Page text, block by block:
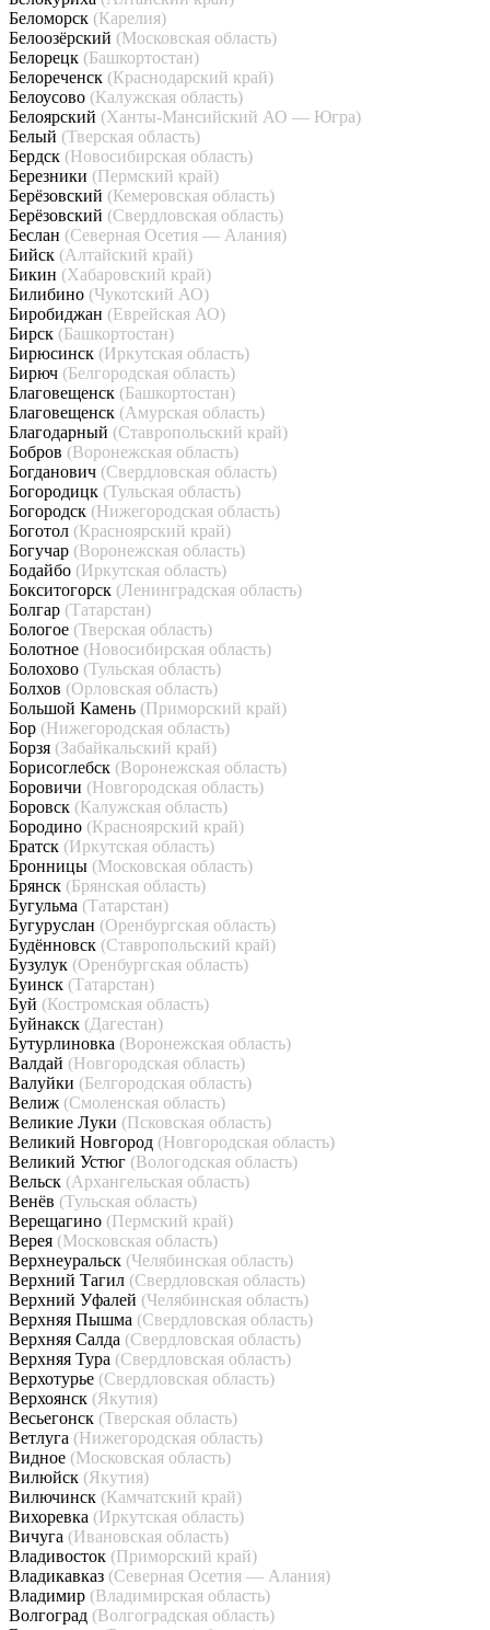
Беломорск (Карелия)
Белоозёрский (Московская область)
Белорецк (Башкортостан)
Белореченск (Краснодарский край)
Белоусово (Калужская область)
Белоярский (Ханты-Мансийский АО — Югра)
Белый (Тверская область)
Бердск (Новосибирская область)
Березники (Пермский край)
Берёзовский (Кемеровская область)
Берёзовский (Свердловская область)
Беслан (Северная Осетия — Алания)
Бийск (Алтайский край)
Бикин (Хабаровский край)
Билибино (Чукотский АО)
Биробиджан (Еврейская АО)
Бирск (Башкортостан)
Бирюсинск (Иркутская область)
Бирюч (Белгородская область)
Благовещенск (Башкортостан)
Благовещенск (Амурская область)
Благодарный (Ставропольский край)
Бобров (Воронежская область)
Богданович (Свердловская область)
Богородицк (Тульская область)
Богородск (Нижегородская область)
Боготол (Красноярский край)
Богучар (Воронежская область)
Бодайбо (Иркутская область)
Бокситогорск (Ленинградская область)
Болгар (Татарстан)
Бологое (Тверская область)
Болотное (Новосибирская область)
Болохово (Тульская область)
Болхов (Орловская область)
Большой Камень (Приморский край)
Бор (Нижегородская область)
Борзя (Забайкальский край)
Борисоглебск (Воронежская область)
Боровичи (Новгородская область)
Боровск (Калужская область)
Бородино (Красноярский край)
Братск (Иркутская область)
Бронницы (Московская область)
Брянск (Брянская область)
Бугульма (Татарстан)
Бугуруслан (Оренбургская область)
Будённовск (Ставропольский край)
Бузулук (Оренбургская область)
Буинск (Татарстан)
Буй (Костромская область)
Буйнакск (Дагестан)
Бутурлиновка (Воронежская область)
Валдай (Новгородская область)
Валуйки (Белгородская область)
Велиж (Смоленская область)
Великие Луки (Псковская область)
Великий Новгород (Новгородская область)
Великий Устюг (Вологодская область)
Вельск (Архангельская область)
Венёв (Тульская область)
Верещагино (Пермский край)
Верея (Московская область)
Верхнеуральск (Челябинская область)
Верхний Тагил (Свердловская область)
Верхний Уфалей (Челябинская область)
Верхняя Пышма (Свердловская область)
Верхняя Салда (Свердловская область)
Верхняя Тура (Свердловская область)
Верхотурье (Свердловская область)
Верхоянск (Якутия)
Весьегонск (Тверская область)
Ветлуга (Нижегородская область)
Видное (Московская область)
Вилюйск (Якутия)
Вилючинск (Камчатский край)
Вихоревка (Иркутская область)
Вичуга (Ивановская область)
Владивосток (Приморский край)
Владикавказ (Северная Осетия — Алания)
Владимир (Владимирская область)
Волгоград (Волгоградская область)